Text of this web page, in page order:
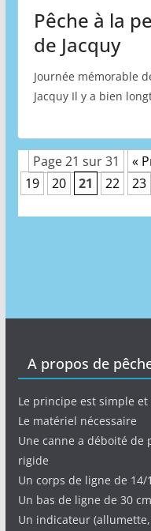
Pêche à la
de Jacquy
Journée mémorable
Jacquy Il y a bien
Page 21 sur 31 «
19
20 21 22 23
A propos de
Le principe est simple
Le matériel nécessaire
Une canne a déboité de
rigide
Un corps de ligne de
Un bas de ligne de 30
Un indicateur